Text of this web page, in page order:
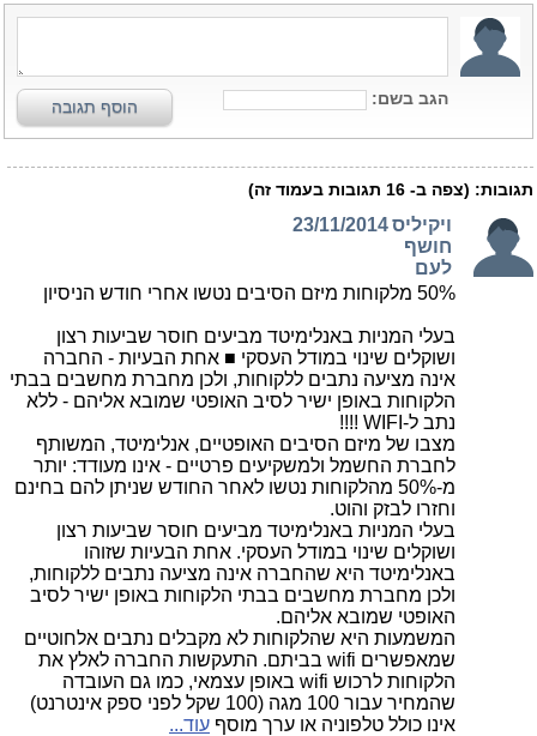
הגב בשם: הוסף תגובה
תגובות: (צפה ב- 16 תגובות בעמוד זה)
ויקיליס
חושף
לעם
23/11/2014
50% מלקוחות מיזם הסיבים נטשו אחרי חודש הניסיון
בעלי המניות באנלימיטד מביעים חוסר שביעות רצון
ושוקלים שינוי במודל העסקי ■ אחת הבעיות - החברה
אינה מציעה נתבים ללקוחות, ולכן מחברת מחשבים בבתי
הלקוחות באופן ישיר לסיב האופטי שמובא אליהם - ללא
נתב ל-WIFI !!!!
מצבו של מיזם הסיבים האופטיים, אנלימיטד, המשותף
לחברת החשמל ולמשקיעים פרטיים - אינו מעודד: יותר
מ-50% מהלקוחות נטשו לאחר החודש שניתן להם בחינם
וחזרו לבזק והוט.
בעלי המניות באנלימיטד מביעים חוסר שביעות רצון
ושוקלים שינוי במודל העסקי. אחת הבעיות שזוהו
באנלימיטד היא שהחברה אינה מציעה נתבים ללקוחות,
ולכן מחברת מחשבים בבתי הלקוחות באופן ישיר לסיב
האופטי שמובא אליהם.
המשמעות היא שהלקוחות לא מקבלים נתבים אלחוטיים
שמאפשרים wifi בביתם. התעקשות החברה לאלץ את
הלקוחות לרכוש wifi באופן עצמאי, כמו גם העובדה
שהמחיר עבור 100 מגה (100 שקל לפני ספק אינטרנט)
אינו כולל טלפוניה או ערך מוסף עוד...